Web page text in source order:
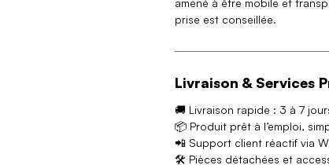
prise est conseillée.
Livraison & Services
🚚 Livraison rapide : 3 à 7
📦 Produit prêt à l’emploi,
📲 Support client réactif via
🛠 Pièces détachées et